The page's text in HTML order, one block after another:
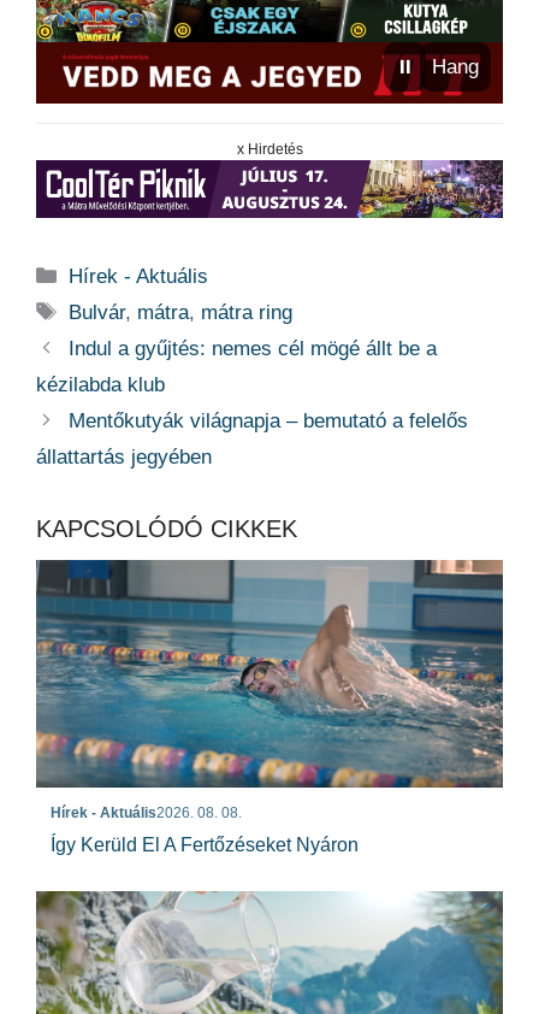
⏸ Hang
x Hirdetés
Kategória
Hírek - Aktuális
Címkék
Bulvár, mátra, mátra ring
Indul a gyűjtés: nemes cél mögé állt be a
kézilabda klub
Mentőkutyák világnapja – bemutató a felelős
állattartás jegyében
KAPCSOLÓDÓ CIKKEK
Hírek - Aktuális2026. 08. 08.
Így Kerüld El A Fertőzéseket Nyáron